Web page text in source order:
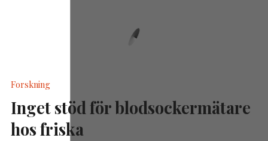
Forskning
Inget stöd för blodsockermätare
hos friska